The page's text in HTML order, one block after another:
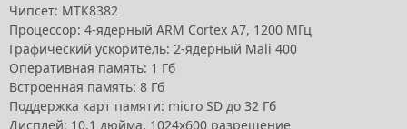
Чипсет: МТK8382
Процессор: 4-ядерный ARM Cortex A7, 1200 МГц
Графический ускоритель: 2-ядерный Mali 400
Оперативная память: 1 Гб
Встроенная память: 8 Гб
Поддержка карт памяти: micro SD до 32 Гб
Дисплей: 10,1 дюйма, 1024х600 разрешение